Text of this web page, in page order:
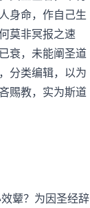
身命，作自己生
莫非冥报之速
衰，未能阐圣道
分类编辑，以为
赐教，实为斯道
颦？为因圣经辞